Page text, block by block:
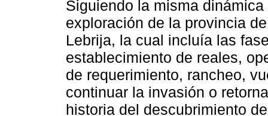
Siguiendo la misma
exploración de la provincia
Lebrija, la cual incluía las
establecimiento de reales,
de requerimiento, rancheo,
continuar la invasión o
historia del descubrimiento